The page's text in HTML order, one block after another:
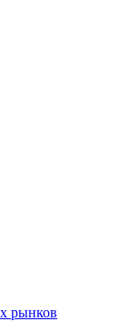
рынков